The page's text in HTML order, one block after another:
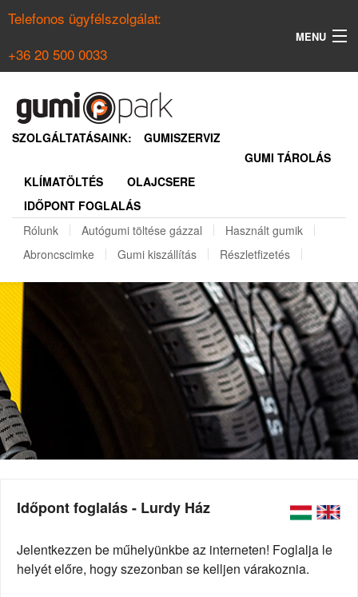
Telefonos ügyfélszolgálat:
+36 20 500 0033
MENU
NYÁRI GUMI KERESŐ
REGISZTRÁCIÓ
SZOLGÁLTATÁSAINK:
GUMISZERVIZ
GUMI TÁROLÁS
KLÍMATÖLTÉS
OLAJCSERE
IDŐPONT FOGLALÁS
Rólunk
Autógumi töltése gázzal
Használt gumik
Abroncscimke
Gumi kiszállítás Részletfizetés
Időpont foglalás - Lurdy Ház
Jelentkezzen be műhelyünkbe az interneten! Foglalja le
helyét előre, hogy szezonban se kelljen várakoznia.